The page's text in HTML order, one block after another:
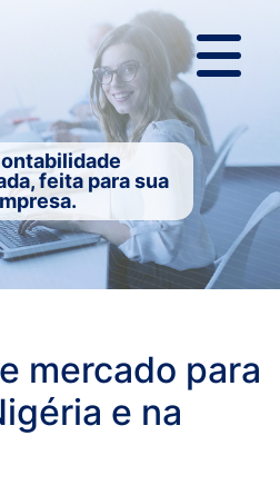
feita para sua
mercado para
e na